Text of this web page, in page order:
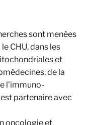
sont menées
CHU, dans les
et
de la
l’immuno-
partenaire avec
oncologie et